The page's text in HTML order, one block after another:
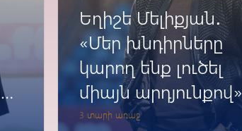
3 տարի առաջ
Եղիշե Մելիքյան․
«Մեր խնդիրները
կարող ենք լուծել
միայն արդյունքով»